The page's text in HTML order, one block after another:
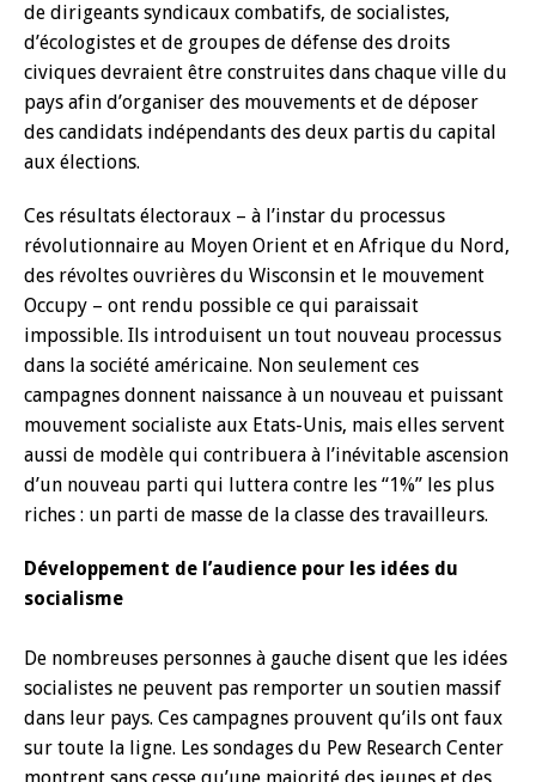
de dirigeants syndicaux combatifs, de socialistes,
d’écologistes et de groupes de défense des droits
civiques devraient être construites dans chaque ville du
pays afin d’organiser des mouvements et de déposer
des candidats indépendants des deux partis du capital
aux élections.
Ces résultats électoraux – à l’instar du processus
révolutionnaire au Moyen Orient et en Afrique du Nord,
des révoltes ouvrières du Wisconsin et le mouvement
Occupy – ont rendu possible ce qui paraissait
impossible. Ils introduisent un tout nouveau processus
dans la société américaine. Non seulement ces
campagnes donnent naissance à un nouveau et puissant
mouvement socialiste aux Etats-Unis, mais elles servent
aussi de modèle qui contribuera à l’inévitable ascension
d’un nouveau parti qui luttera contre les ‘‘1%’’ les plus
riches : un parti de masse de la classe des travailleurs.
Développement de l’audience pour les idées du
socialisme
De nombreuses personnes à gauche disent que les idées
socialistes ne peuvent pas remporter un soutien massif
dans leur pays. Ces campagnes prouvent qu’ils ont faux
sur toute la ligne. Les sondages du Pew Research Center